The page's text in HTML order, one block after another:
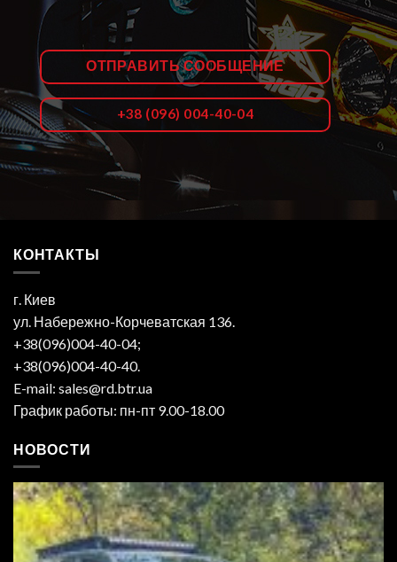
ОТПРАВИТЬ СООБЩЕНИЕ
+38 (096) 004-40-04
КОНТАКТЫ
г. Киев
ул. Набережно-Корчеватская 136.
+38(096)004-40-04;
+38(096)004-40-40.
E-mail: sales@rd.btr.ua
График работы: пн-пт 9.00-18.00
НОВОСТИ